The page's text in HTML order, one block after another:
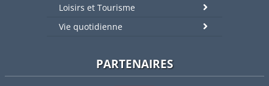
Loisirs et Tourisme
Vie quotidienne
PARTENAIRES